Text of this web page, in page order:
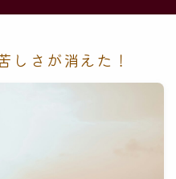
しさが消えた！